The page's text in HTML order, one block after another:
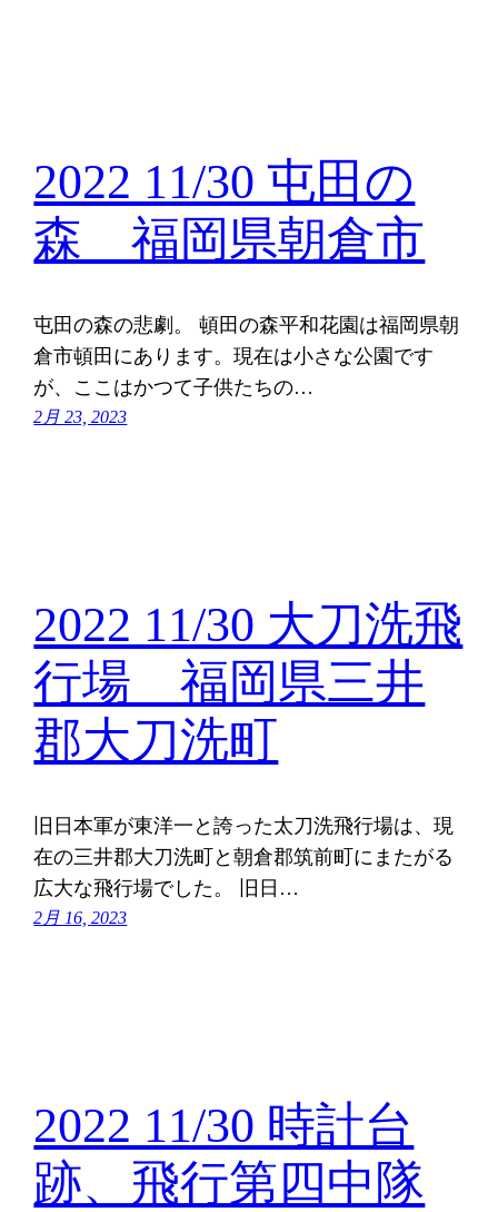
2022 11/30 屯田の
森 福岡県朝倉市
屯田の森の悲劇。 頓田の森平和花園は福岡県朝
倉市頓田にあります。現在は小さな公園です
が、ここはかつて子供たちの…
2月 23, 2023
2022 11/30 大刀洗飛
行場 福岡県三井
郡大刀洗町
旧日本軍が東洋一と誇った太刀洗飛行場は、現
在の三井郡大刀洗町と朝倉郡筑前町にまたがる
広大な飛行場でした。 旧日…
2月 16, 2023
2022 11/30 時計台
跡、飛行第四中隊